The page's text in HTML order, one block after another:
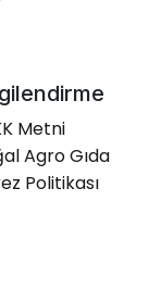
Metni
Agro Gıda
Politikası